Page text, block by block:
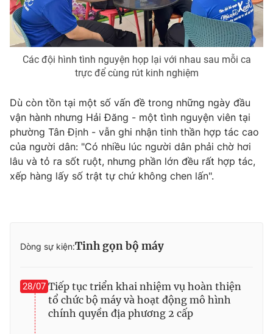
Các đội hình tình nguyện họp lại với nhau sau mỗi ca
trực để cùng rút kinh nghiệm
Dù còn tồn tại một số vấn đề trong những ngày đầu
vận hành nhưng Hải Đăng - một tình nguyện viên tại
phường Tân Định - vẫn ghi nhận tinh thần hợp tác cao
của người dân: "Có nhiều lúc người dân phải chờ hơi
lâu và tỏ ra sốt ruột, nhưng phần lớn đều rất hợp tác,
xếp hàng lấy số trật tự chứ không chen lấn".
Dòng sự kiện:Tinh gọn bộ máy
28/07 Tiếp tục triển khai nhiệm vụ hoàn thiện
tổ chức bộ máy và hoạt động mô hình
chính quyền địa phương 2 cấp